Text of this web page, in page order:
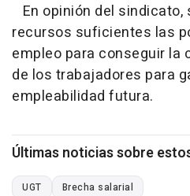
En opinión del sindicato,
recursos suficientes las
empleo para conseguir la
de los trabajadores para
empleabilidad futura.
Últimas noticias sobre
UGT Brecha salarial